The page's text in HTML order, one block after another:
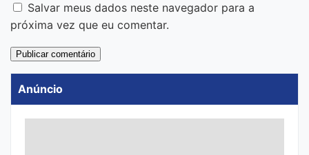
Salvar meus dados neste navegador para a
próxima vez que eu comentar.
Anúncio